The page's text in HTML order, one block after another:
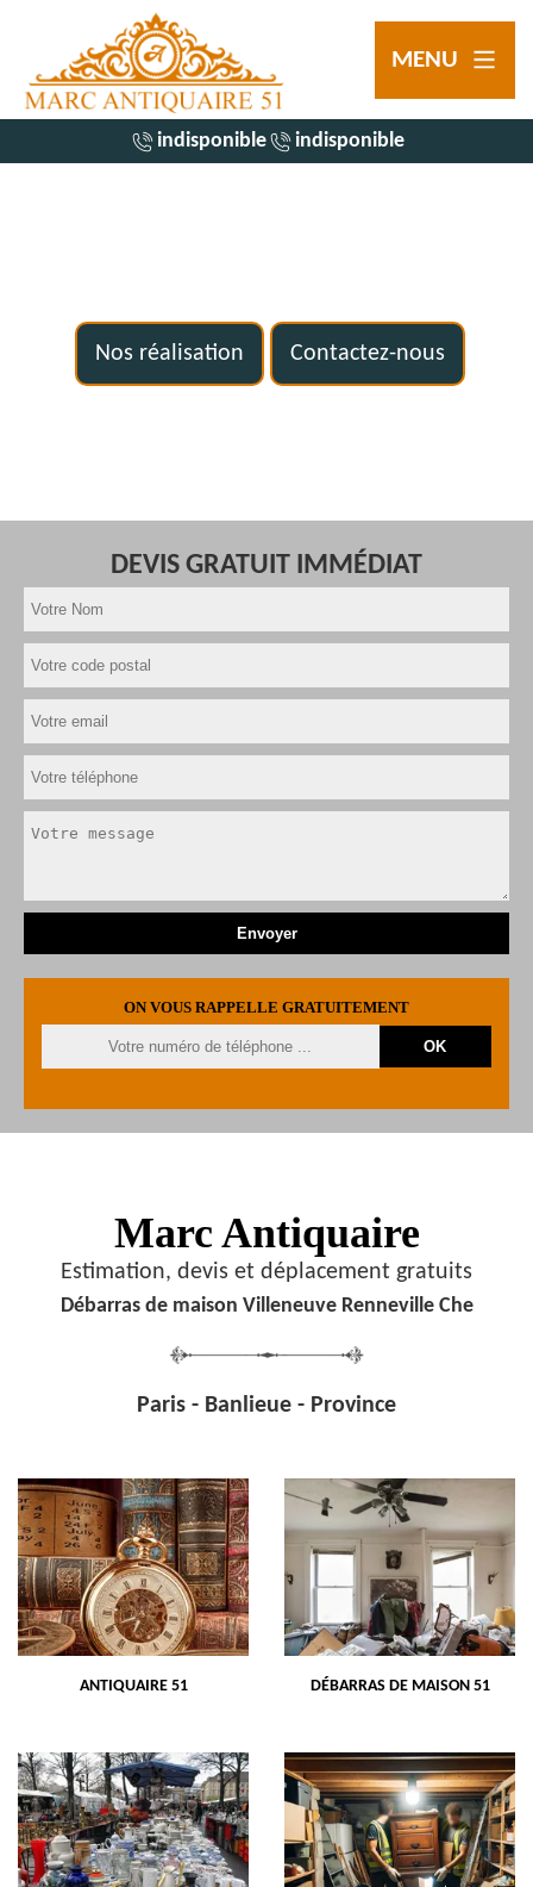
MENU
indisponible indisponible
Nos réalisation Contactez-nous
DEVIS GRATUIT IMMÉDIAT
ON VOUS RAPPELLE GRATUITEMENT
Marc Antiquaire
Estimation, devis et déplacement gratuits
Débarras de maison Villeneuve Renneville Che
Paris - Banlieue - Province
ANTIQUAIRE 51 DÉBARRAS DE MAISON 51